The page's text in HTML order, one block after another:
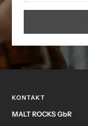
KONTAKT
MALT ROCKS GbR